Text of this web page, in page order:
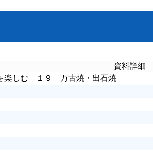
資料詳細
楽しむ １９ 万古焼・出石焼